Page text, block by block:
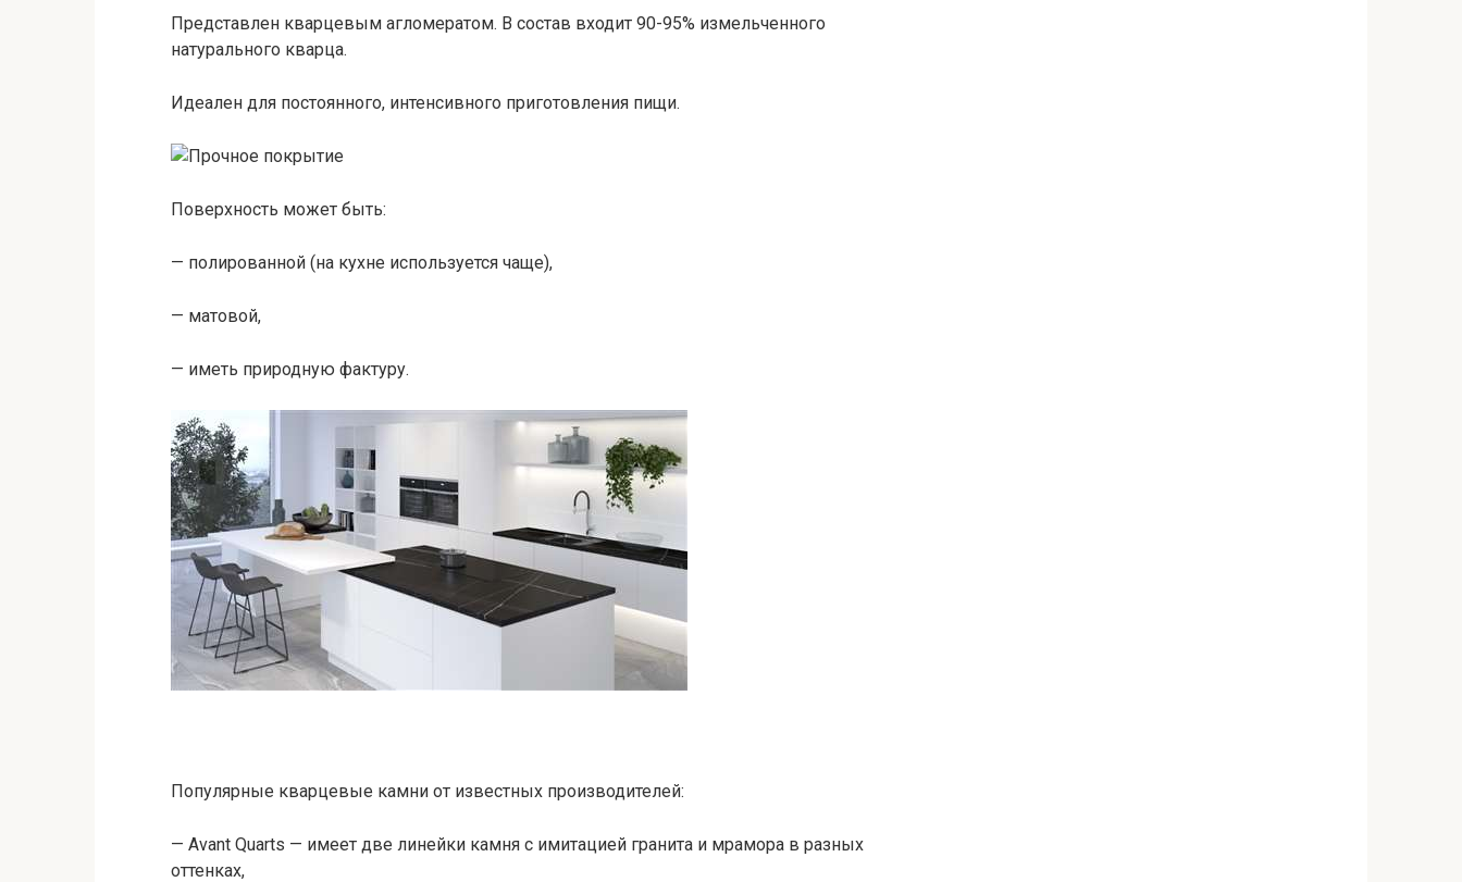
Представлен кварцевым агломератом. В состав входит 90-95% измельченного
натурального кварца.
Идеален для постоянного, интенсивного приготовления пищи.
Поверхность может быть:
— полированной (на кухне используется чаще),
— матовой,
— иметь природную фактуру.
Популярные кварцевые камни от известных производителей:
— Avant Quarts — имеет две линейки камня с имитацией гранита и мрамора в разных
оттенках,